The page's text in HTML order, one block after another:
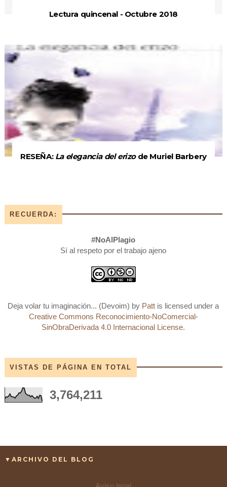
Lectura quincenal - Octubre 2018
RESEÑA: La elegancia del erizode Muriel Barbery
RECUERDA:
#NoAlPlagio
Sí al respeto por el trabajo ajeno
Deja volar tu imaginación... (Devoim) by Patt is licensed under a
Creative Commons Reconocimiento-NoComercial-
SinObraDerivada 4.0 Internacional License.
VISTAS DE PÁGINA EN TOTAL
3,764,211
▼ARCHIVO DEL BLOG